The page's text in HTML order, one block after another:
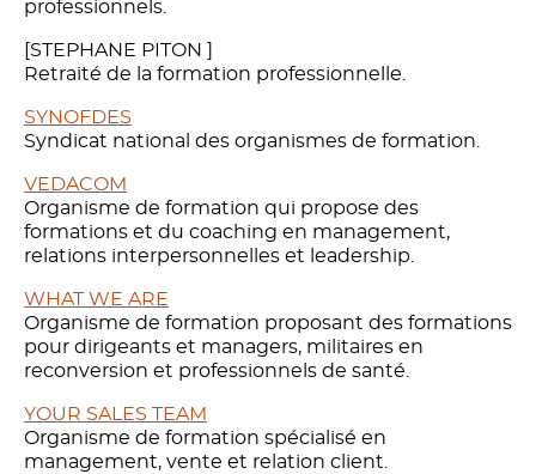
professionnels.
[STEPHANE PITON ]
Retraité de la formation professionnelle.
SYNOFDES
Syndicat national des organismes de formation.
VEDACOM
Organisme de formation qui propose des
formations et du coaching en management,
relations interpersonnelles et leadership.
WHAT WE ARE
Organisme de formation proposant des formations
pour dirigeants et managers, militaires en
reconversion et professionnels de santé.
YOUR SALES TEAM
Organisme de formation spécialisé en
management, vente et relation client.